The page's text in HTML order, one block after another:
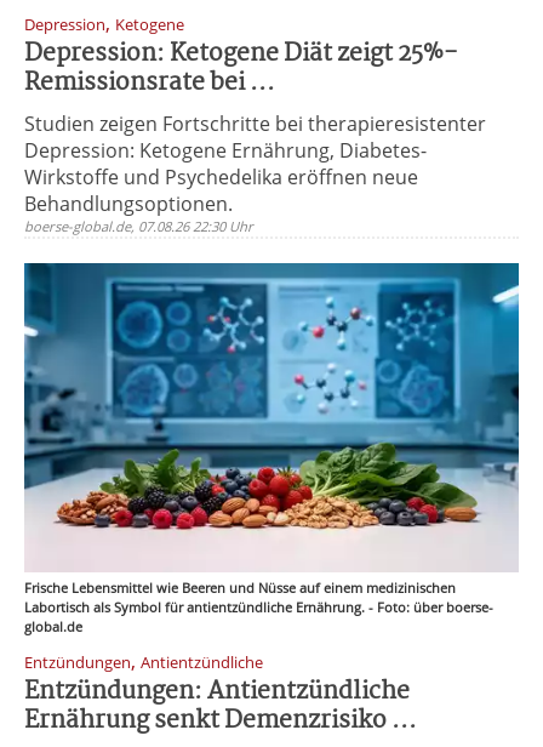
Depression, Ketogene
Depression: Ketogene Diät zeigt 25%-
Remissionsrate bei ...
Studien zeigen Fortschritte bei therapieresistenter
Depression: Ketogene Ernährung, Diabetes-
Wirkstoffe und Psychedelika eröffnen neue
Behandlungsoptionen.
boerse-global.de, 07.08.26 22:30 Uhr
Frische Lebensmittel wie Beeren und Nüsse auf einem medizinischen
Labortisch als Symbol für antientzündliche Ernährung. - Foto: über boerse-
global.de
Entzündungen, Antientzündliche
Entzündungen: Antientzündliche
Ernährung senkt Demenzrisiko ...